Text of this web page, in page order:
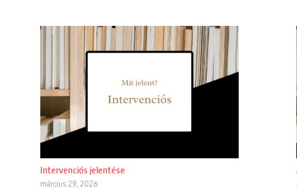
Intervenciós jelentése
március 29, 2026